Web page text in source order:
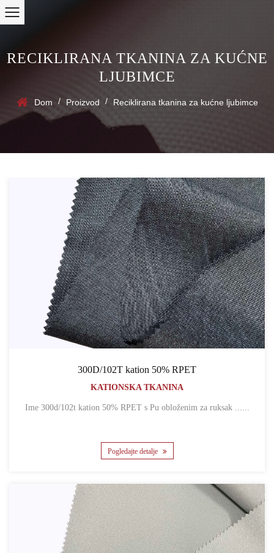
RECIKLIRANA TKANINA ZA KUĆNE
LJUBIMCE
Dom / Proizvod / Reciklirana tkanina za kućne ljubimce
300D/102T kation 50% RPET
KATIONSKA TKANINA
Pogledajte detalje